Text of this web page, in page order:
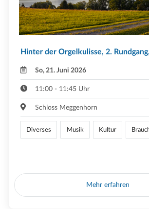
Hinter der Orgelkulisse, 2.
So, 21. Juni 2026
11:00 - 11:45 Uhr
Schloss Meggenhorn
Diverses Musik Kultur
Mehr erfahren